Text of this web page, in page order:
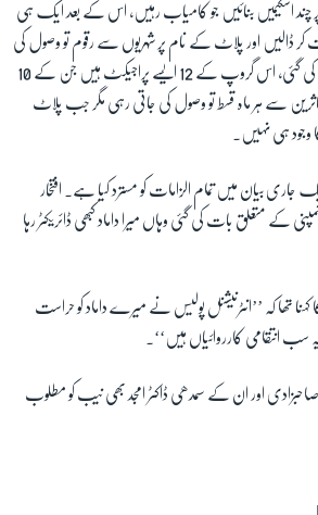
چند اسکیمیں بنائیں جو کامیاب رہیں، اس کے بعد ایک ہی
کر ڈالیں اور پلاٹ کے نام پر شہریوں سے رقوم تو وصول کی
گئیں، لیکن کوئی زمین فراہم نہ کی گئی، اس گروپ کے 12 ایسے پراجیکٹ ہیں جن کے 10
سے ہر ماہ قسط تو وصول کی جاتی رہی مگر جب پلاٹ
وجود ہی نہیں۔
بیان میں تمام الزامات کو مسترد کیا ہے۔ افتخار
کے متعلق بات کی گئی وہاں میرا داماد کبھی ڈائریکٹر رہا
تھا کہ ’’انٹرنیشنل پولیس نے میرے داماد کو حراست
سب انتقامی کارروائیاں ہیں‘‘۔
اور ان کے سمدھی ڈاکٹر امجد بھی نیب کو مطلوب